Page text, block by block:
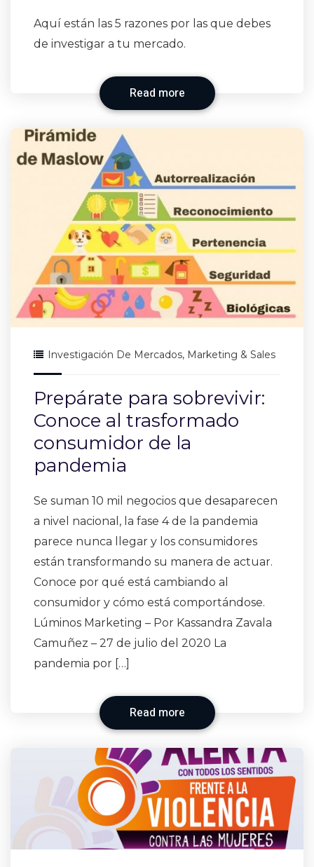
Aquí están las 5 razones por las que debes
de investigar a tu mercado.
Read more
Investigación De Mercados, Marketing & Sales
Prepárate para sobrevivir:
Conoce al trasformado
consumidor de la
pandemia
Se suman 10 mil negocios que desaparecen
a nivel nacional, la fase 4 de la pandemia
parece nunca llegar y los consumidores
están transformando su manera de actuar.
Conoce por qué está cambiando al
consumidor y cómo está comportándose.
Lúminos Marketing – Por Kassandra Zavala
Camuñez – 27 de julio del 2020 La
pandemia por […]
Read more